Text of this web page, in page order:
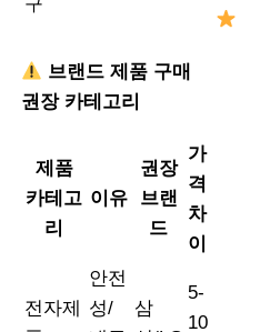
브랜드 제품 구매
권장 카테고리
제품
카테고
리
이유
권장
브랜
드
가
격
차
이
전자제
안전
성/
삼
5-
10